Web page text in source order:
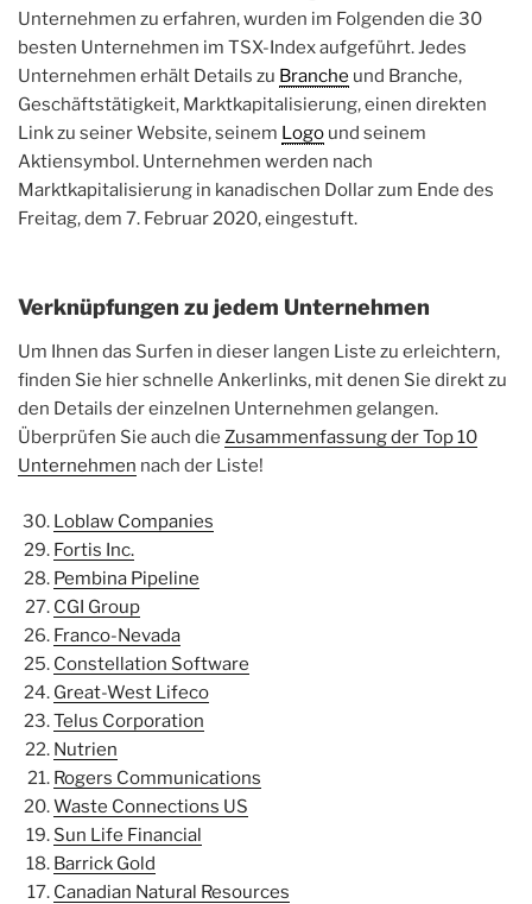
Unternehmen zu erfahren, wurden im Folgenden die 30
besten Unternehmen im TSX-Index aufgeführt. Jedes
Unternehmen erhält Details zu Branche und Branche,
Geschäftstätigkeit, Marktkapitalisierung, einen direkten
Link zu seiner Website, seinem Logo und seinem
Aktiensymbol. Unternehmen werden nach
Marktkapitalisierung in kanadischen Dollar zum Ende des
Freitag, dem 7. Februar 2020, eingestuft.
Verknüpfungen zu jedem Unternehmen
Um Ihnen das Surfen in dieser langen Liste zu erleichtern,
finden Sie hier schnelle Ankerlinks, mit denen Sie direkt zu
den Details der einzelnen Unternehmen gelangen.
Überprüfen Sie auch die Zusammenfassung der Top 10
Unternehmen nach der Liste!
Loblaw Companies
Fortis Inc.
Pembina Pipeline
CGI Group
Franco-Nevada
Constellation Software
Great-West Lifeco
Telus Corporation
Nutrien
Rogers Communications
Waste Connections US
Sun Life Financial
Barrick Gold
Canadian Natural Resources